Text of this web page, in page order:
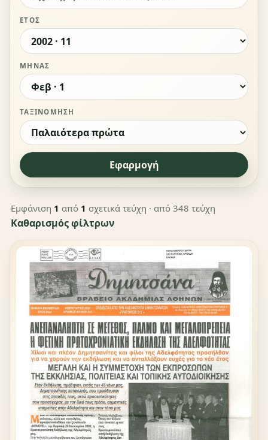
ΈΤΟΣ
ΜΉΝΑΣ
ΤΑΞΙΝΌΜΗΣΗ
Εφαρμογή
Εμφάνιση 1 από 1 σχετικά τεύχη · από 348 τεύχη
Καθαρισμός φίλτρων